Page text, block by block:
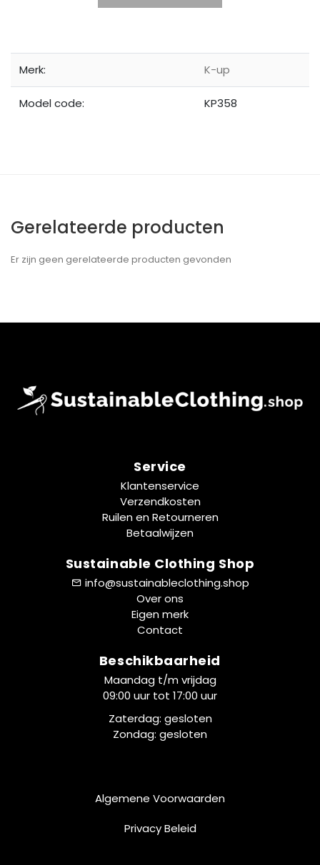
Merk: K-up
Model code: KP358
Gerelateerde producten
Er zijn geen gerelateerde producten gevonden
Service
Klantenservice
Verzendkosten
Ruilen en Retourneren
Betaalwijzen
Sustainable Clothing Shop
info@sustainableclothing.shop
Over ons
Eigen merk
Contact
Beschikbaarheid
Maandag t/m vrijdag
09:00 uur tot 17:00 uur
Zaterdag: gesloten
Zondag: gesloten
Algemene Voorwaarden
Privacy Beleid